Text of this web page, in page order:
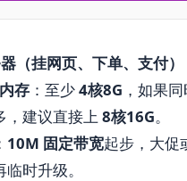
（挂网页、下单、支付）
存 ：至少4核8G ，如果
，建议直接上 8核16G。
10M 固定带宽起步，大促
时升级。